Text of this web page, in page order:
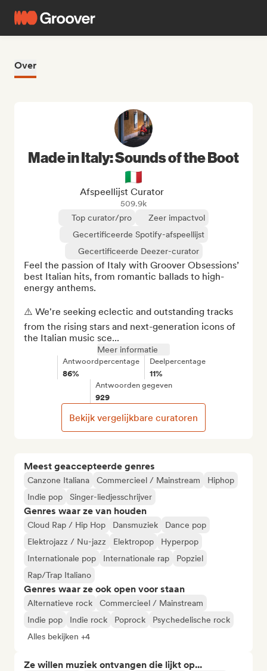
Over
Meest geaccepteerde genres
Canzone Italiana Commercieel / Mainstream
Hiphop
Indie pop
Singer-liedjesschrijver
Genres waar ze van houden
Cloud Rap / Hip Hop Dansmuziek
Dance pop
Elektrojazz / Nu-jazz
Elektropop
Hyperpop
Internationale pop
Internationale rap
Popziel
Rap/Trap Italiano
Genres waar ze ook open voor staan
Alternatieve rock
Commercieel / Mainstream
Indie pop
Indie rock Poprock
Psychedelische rock
Alles bekijken +4
Ze willen muziek ontvangen die lijkt op...
Made in Italy: Sounds of the Boot
🇮🇹
Afspeellijst Curator
509.9k
Top curator/pro
Zeer impactvol
Gecertificeerde Spotify-afspeellijst
Gecertificeerde Deezer-curator
Feel the passion of Italy with Groover Obsessions’
best Italian hits, from romantic ballads to high-
energy anthems.
⚠️ We're seeking eclectic and outstanding tracks
from the rising stars and next-generation icons of
the Italian music sce...
Meer informatie
Antwoordpercentage
86%
Deelpercentage
11%
Antwoorden gegeven
929
Bekijk vergelijkbare curatoren